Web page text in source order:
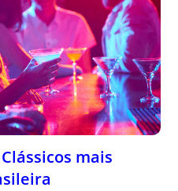
mais